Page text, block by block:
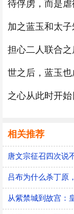
待俘虏，而是虐
加之蓝玉和太
担心二人联合
世之后，蓝玉
之心从此时开始
相关推荐
吕布为什么杀丁原
从紫禁城到故宫：